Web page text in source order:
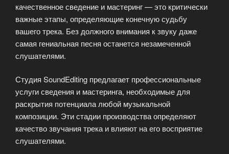
качественное сведение и мастеринг — это критически
важные этапы, определяющие конечную судьбу
вашего трека. Без должного внимания к звуку даже
самая гениальная песня останется незамеченной
слушателями.
Студия SoundEditing предлагает профессиональные
услуги сведения и мастеринга, необходимые для
раскрытия потенциала любой музыкальной
композиции. Эти стадии производства определяют
качество звучания трека и влияют на его восприятие
слушателями.